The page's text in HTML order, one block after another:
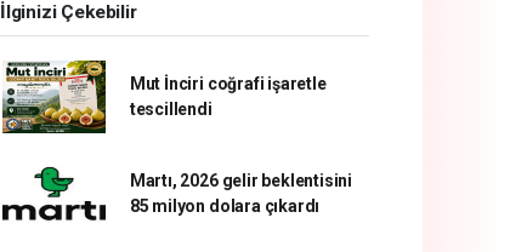
İlginizi Çekebilir
Mut İnciri coğrafi işaretle
tescillendi
Martı, 2026 gelir beklentisini
85 milyon dolara çıkardı